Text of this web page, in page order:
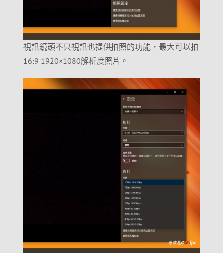
視訊鏡頭不只視訊也提供拍照的功能，最大可以拍
16:9 1920×1080解析度照片。